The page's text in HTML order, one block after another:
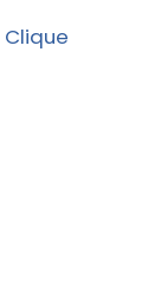
Clique